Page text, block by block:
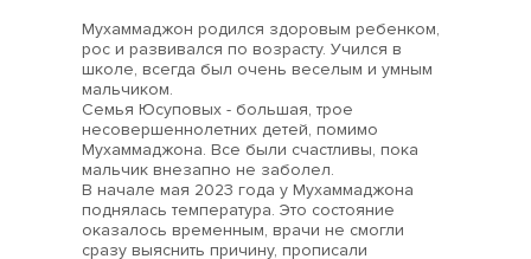
Мухаммаджон родился здоровым ребенком,
рос и развивался по возрасту. Учился в
школе, всегда был очень веселым и умным
мальчиком.
Семья Юсуповых - большая, трое
несовершеннолетних детей, помимо
Мухаммаджона. Все были счастливы, пока
мальчик внезапно не заболел.
В начале мая 2023 года у Мухаммаджона
поднялась температура. Это состояние
оказалось временным, врачи не смогли
сразу выяснить причину, прописали